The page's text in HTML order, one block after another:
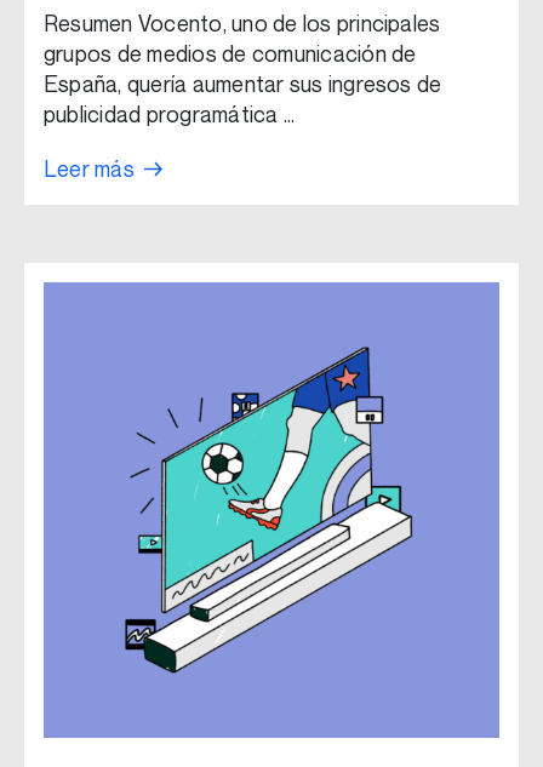
Resumen Vocento, uno de los principales
grupos de medios de comunicación de
España, quería aumentar sus ingresos de
publicidad programática …
Leer más